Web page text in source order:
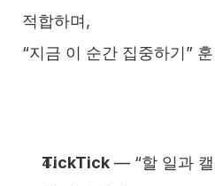
적합하며,
“지금 이 순간 집중하기”
TickTick — “할 일과